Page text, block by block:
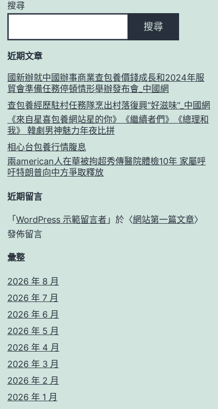
搜尋
搜尋
近期文章
國新辦就中國辦事商業查包養價錢成長和2024年服
貿會準備任務停頓情形舉辦發布會_中國網
查包養經歷駐村任務隊烹出村落復興“好滋味”_中國網
《來自星喜包養網站星的你》《繼續者們》《總理和
我》 韓劇男神魅力年夜比拼
相心台包養行情腹息
兩american人在華被拘超秀傳醫院體檢10年 家屬呼
吁特朗普向中方爭取釋放
近期留言
「 WordPress 示範留言者 」於〈網站第一篇文章〉
發佈留言
彙整
2026 年 8 月
2026 年 7 月
2026 年 6 月
2026 年 5 月
2026 年 4 月
2026 年 3 月
2026 年 2 月
2026 年 1 月